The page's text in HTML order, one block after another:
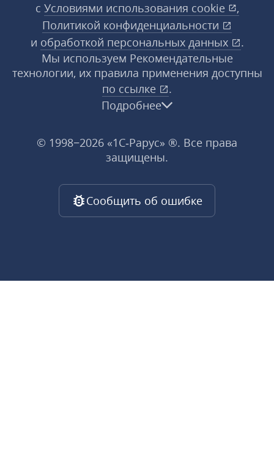
с Условиями использования cookie
,
Политикой конфиденциальности
и обработкой персональных данных
.
Мы используем Рекомендательные
технологии, их правила применения доступны
по ссылке
.
Подробнее
© 1998−2026 «1С‑Рарус» ®. Все права
защищены.
Сообщить об ошибке